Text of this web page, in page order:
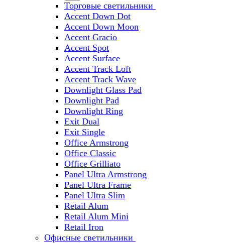
Торговые светильники
Accent Down Dot
Accent Down Moon
Accent Gracio
Accent Spot
Accent Surface
Accent Track Loft
Accent Track Wave
Downlight Glass Pad
Downlight Pad
Downlight Ring
Exit Dual
Exit Single
Office Armstrong
Office Classic
Office Grilliato
Panel Ultra Armstrong
Panel Ultra Frame
Panel Ultra Slim
Retail Alum
Retail Alum Mini
Retail Iron
Офисные светильники